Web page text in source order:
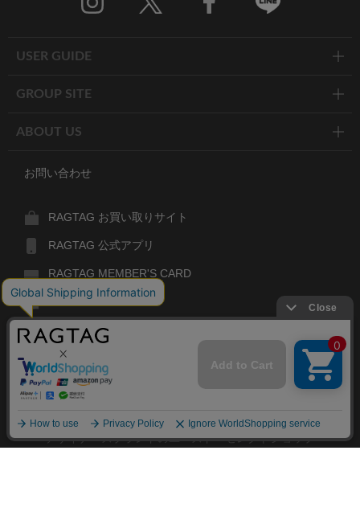
USER GUIDE
GROUP SITE
ABOUT US
お問い合わせ
RAGTAG お買い取りサイト
RAGTAG 公式アプリ
RAGTAG MEMBER'S CARD
RAGTAG MAGAZINE
RAGTAG Global
RAGTAG
デザイナーズブランドのユーズド・セレクトショップ